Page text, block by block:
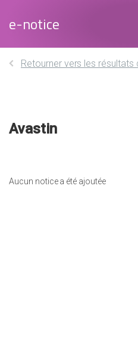
e-notice
Retourner vers les résultats
Avastin
Aucun notice a été ajoutée